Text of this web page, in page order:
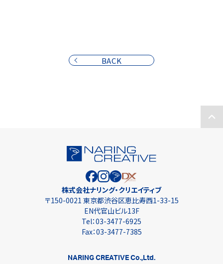
BACK
株式会社ナリング・クリエイティブ
〒150-0021 東京都渋谷区恵比寿西1-33-15
EN代官山ビル13F
Tel：03-3477-6925
Fax：03-3477-7385
NARING CREATIVE Co.,Ltd.